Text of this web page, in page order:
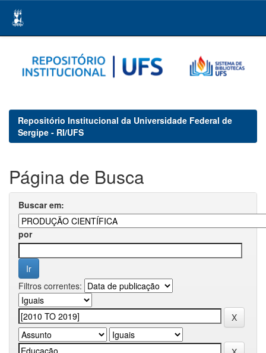
navigation
Repositório Institucional da Universidade Federal de
Sergipe - RI/UFS
Página de Busca
Buscar em:
por
Filtros correntes: